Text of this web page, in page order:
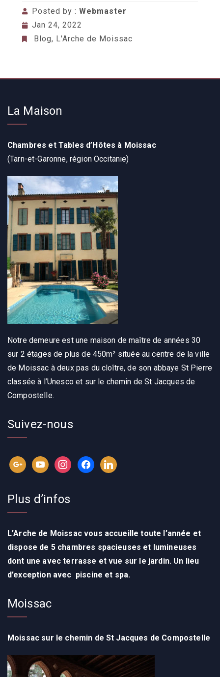
Posted by : Webmaster
Jan 24, 2022
Blog, L'Arche de Moissac
La Maison
Chambres et Tables d’Hôtes à Moissac
(Tarn-et-Garonne, région Occitanie)
Notre demeure est une maison de maître de années 30
sur 2 étages de plus de 450m² située au centre de la ville
de Moissac à deux pas du cloître, de son abbaye St Pierre
classée à l’Unesco et sur le chemin de St Jacques de
Compostelle.
Suivez-nous
Plus d’infos
L’Arche de Moissac vous accueille toute l’année et
dispose de 5 chambres spacieuses et lumineuses
dont une avec terrasse et vue sur le jardin. Un lieu
d’exception avec piscine et spa.
Moissac
Moissac sur le chemin de St Jacques de Compostelle